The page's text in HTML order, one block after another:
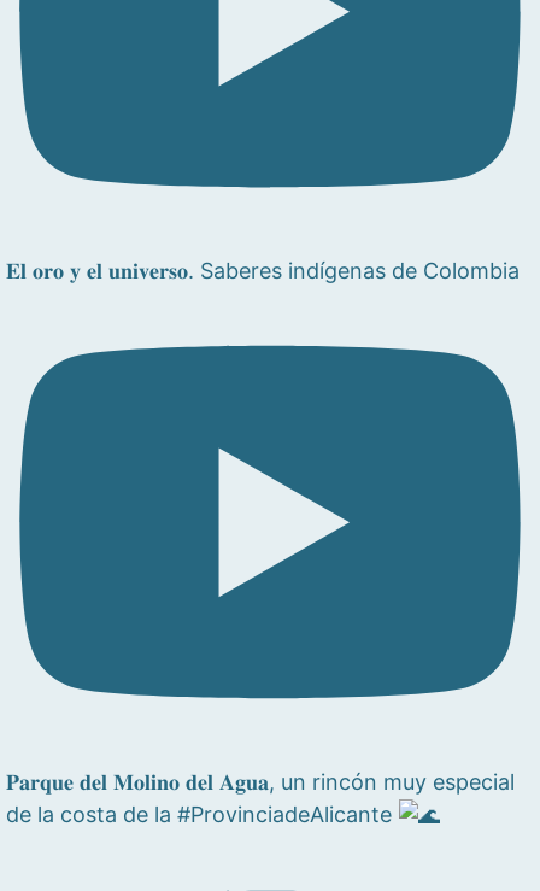
𝐄𝐥 𝐨𝐫𝐨 𝐲 𝐞𝐥 𝐮𝐧𝐢𝐯𝐞𝐫𝐬𝐨. Saberes indígenas de Colombia
𝐏𝐚𝐫𝐪𝐮𝐞 𝐝𝐞𝐥 𝐌𝐨𝐥𝐢𝐧𝐨 𝐝𝐞𝐥 𝐀𝐠𝐮𝐚, un rincón muy especial
de la costa de la #ProvinciadeAlicante